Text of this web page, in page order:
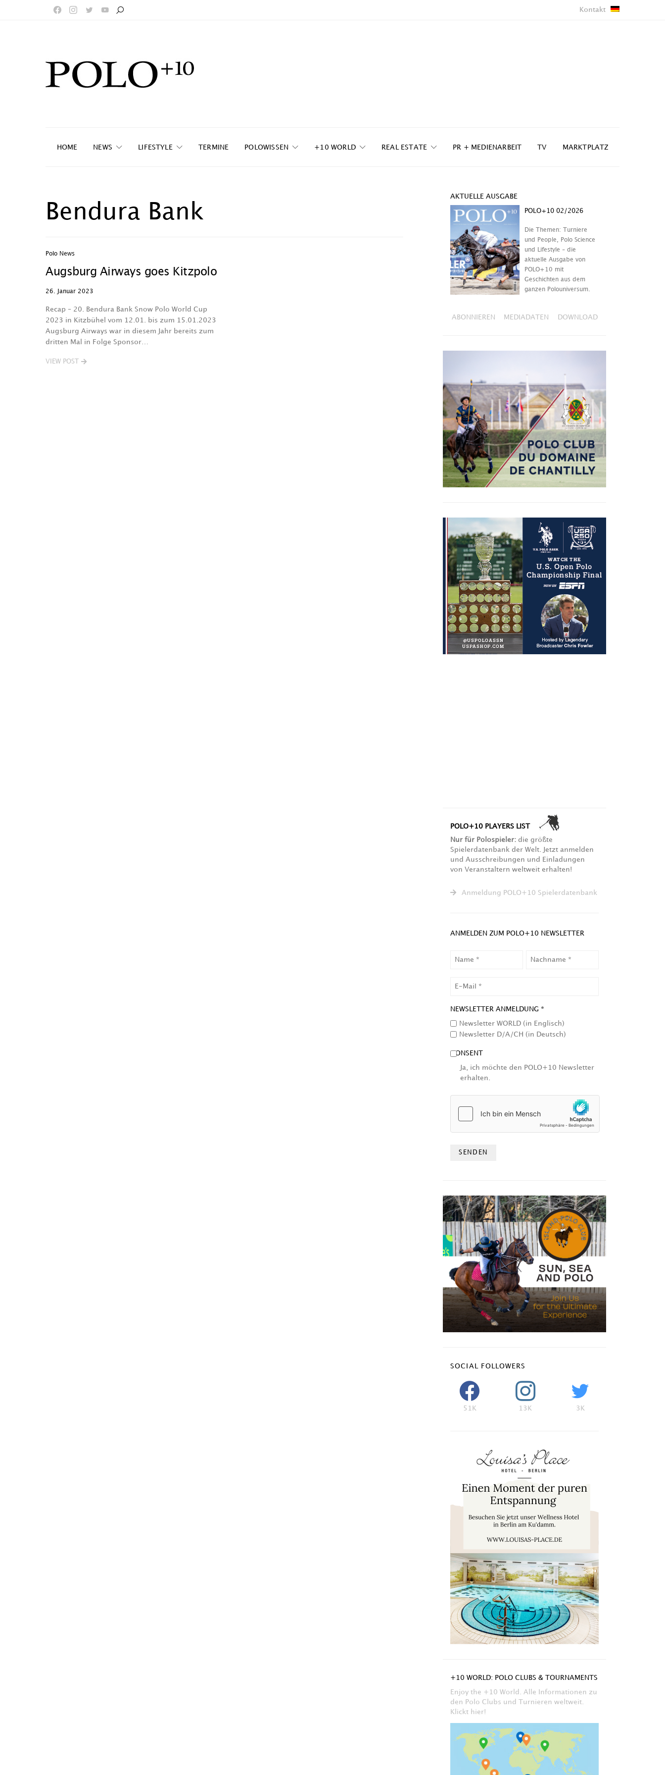
Kontakt
HOME NEWS LIFESTYLE TERMINE POLOWISSEN +10 WORLD REAL ESTATE PR + MEDIENARBEIT TV MARKTPLATZ
Bendura Bank
Polo News
Augsburg Airways goes Kitzpolo
26. Januar 2023
Recap – 20. Bendura Bank Snow Polo World Cup
2023 in Kitzbühel vom 12.01. bis zum 15.01.2023
Augsburg Airways war in diesem Jahr bereits zum
dritten Mal in Folge Sponsor…
VIEW POST
AKTUELLE AUSGABE
POLO+10 02/2026
Die Themen: Turniere
und People, Polo Science
und Lifestyle – die
aktuelle Ausgabe von
POLO+10 mit
Geschichten aus dem
ganzen Polouniversum.
ABONNIEREN MEDIADATEN DOWNLOAD
POLO+10 PLAYERS LIST
Nur für Polospieler: die größte
Spielerdatenbank der Welt. Jetzt anmelden
und Ausschreibungen und Einladungen
von Veranstaltern weltweit erhalten!
Anmeldung POLO+10 Spielerdatenbank
ANMELDEN ZUM POLO+10 NEWSLETTER
NEWSLETTER ANMELDUNG *
Newsletter WORLD (in Englisch)
Newsletter D/A/CH (in Deutsch)
CONSENT
Ja, ich möchte den POLO+10 Newsletter
erhalten.
SOCIAL FOLLOWERS
51K 13K 3K
+10 WORLD: POLO CLUBS & TOURNAMENTS
Enjoy the +10 World. Alle Informationen zu
den Polo Clubs und Turnieren weltweit.
Klickt hier!